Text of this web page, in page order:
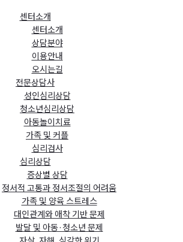
센터소개
센터소개
상담분야
이용안내
오시는길
전문상담사
성인심리상담
청소년심리상담
아동놀이치료
가족 및 커플
심리검사
심리상담
증상별 상담
정서적 고통과 정서조절의 어려움
가족 및 양육 스트레스
대인관계와 애착 기반 문제
발달 및 아동·청소년 문제